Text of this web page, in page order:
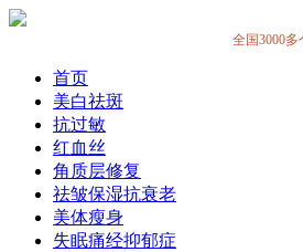
全国3000
首页
美白祛斑
抗过敏
红血丝
角质层修复
祛皱保湿抗衰老
美体瘦身
失眠痛经抑郁症